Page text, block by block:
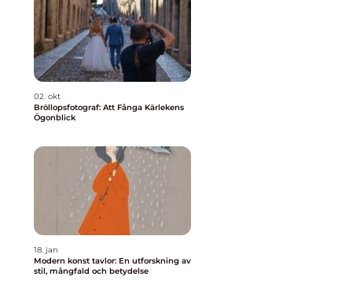
02. okt
Bröllopsfotograf: Att Fånga Kärlekens
Ögonblick
18. jan
Modern konst tavlor: En utforskning av
stil, mångfald och betydelse